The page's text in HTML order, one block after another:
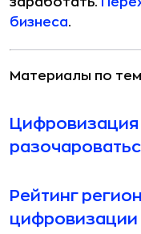
бизнеса.
Материалы по
Цифровизация
Рейтинг
цифровизации